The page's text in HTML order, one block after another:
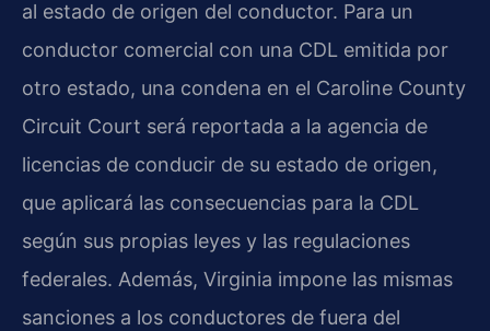
al estado de origen del conductor. Para un
conductor comercial con una CDL emitida por
otro estado, una condena en el Caroline County
Circuit Court será reportada a la agencia de
licencias de conducir de su estado de origen,
que aplicará las consecuencias para la CDL
según sus propias leyes y las regulaciones
federales. Además, Virginia impone las mismas
sanciones a los conductores de fuera del